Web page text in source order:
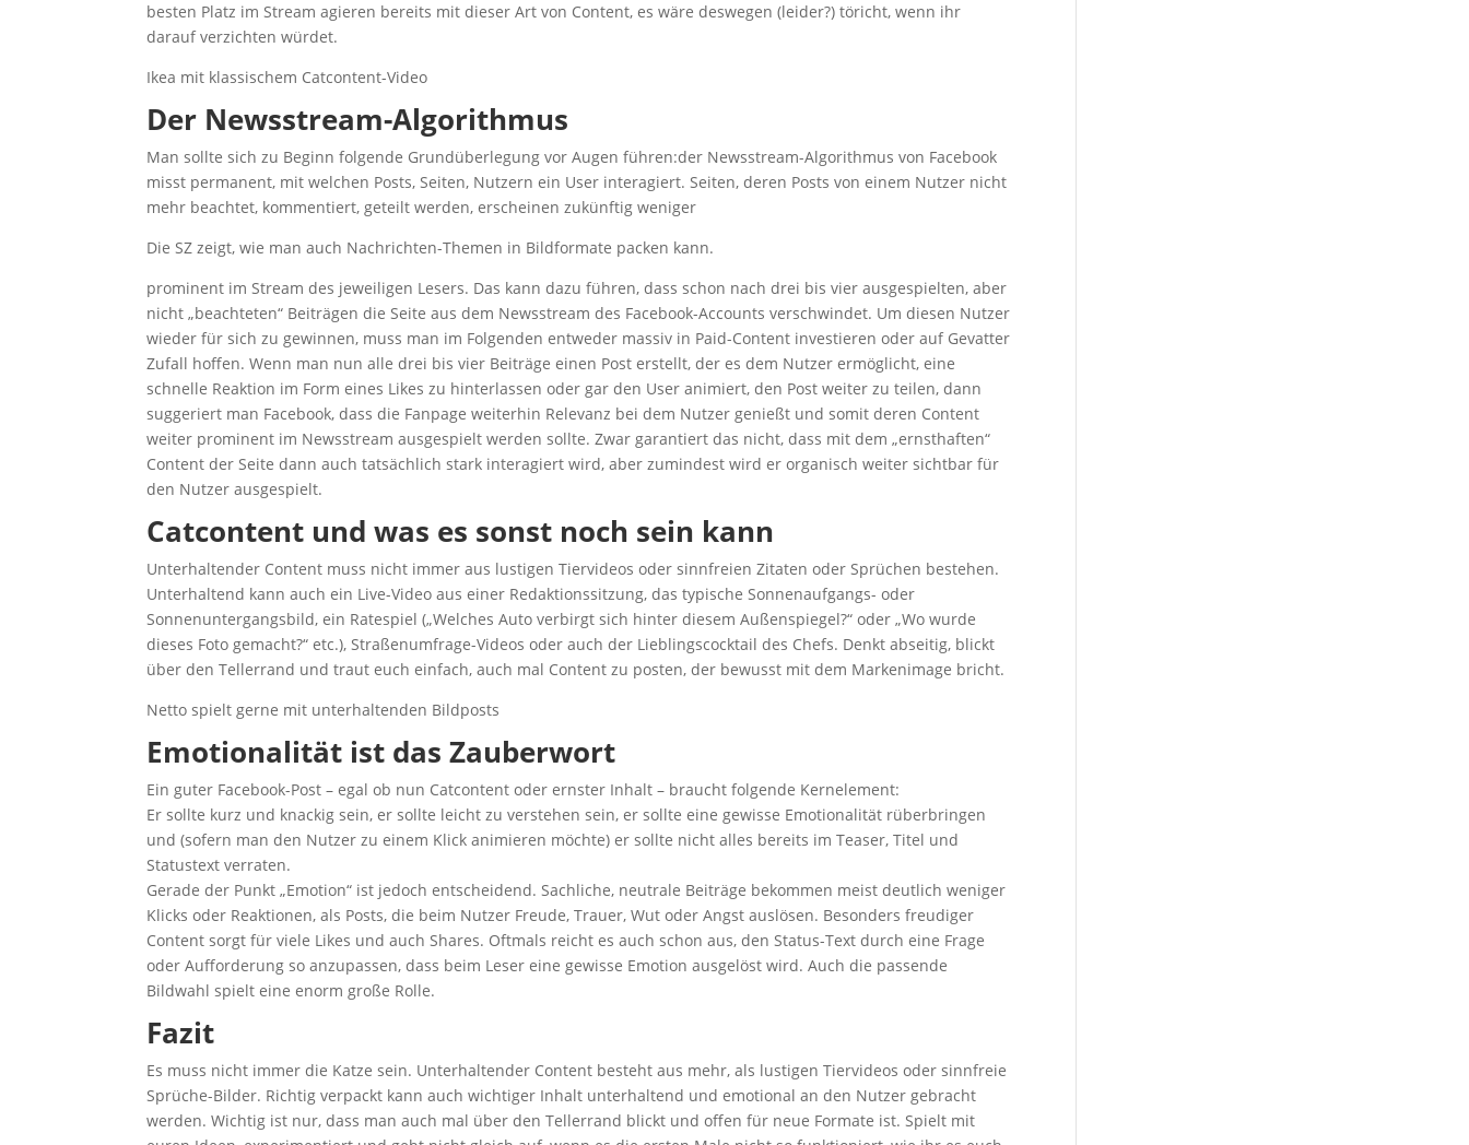
besten Platz im Stream agieren bereits mit dieser Art von Content, es wäre deswegen (leider?) töricht, wenn ihr
darauf verzichten würdet.
Ikea mit klassischem Catcontent-Video
Der Newsstream-Algorithmus
Man sollte sich zu Beginn folgende Grundüberlegung vor Augen führen:der Newsstream-Algorithmus von Facebook
misst permanent, mit welchen Posts, Seiten, Nutzern ein User interagiert. Seiten, deren Posts von einem Nutzer nicht
mehr beachtet, kommentiert, geteilt werden, erscheinen zukünftig weniger
Die SZ zeigt, wie man auch Nachrichten-Themen in Bildformate packen kann.
prominent im Stream des jeweiligen Lesers. Das kann dazu führen, dass schon nach drei bis vier ausgespielten, aber
nicht „beachteten“ Beiträgen die Seite aus dem Newsstream des Facebook-Accounts verschwindet. Um diesen Nutzer
wieder für sich zu gewinnen, muss man im Folgenden entweder massiv in Paid-Content investieren oder auf Gevatter
Zufall hoffen. Wenn man nun alle drei bis vier Beiträge einen Post erstellt, der es dem Nutzer ermöglicht, eine
schnelle Reaktion im Form eines Likes zu hinterlassen oder gar den User animiert, den Post weiter zu teilen, dann
suggeriert man Facebook, dass die Fanpage weiterhin Relevanz bei dem Nutzer genießt und somit deren Content
weiter prominent im Newsstream ausgespielt werden sollte. Zwar garantiert das nicht, dass mit dem „ernsthaften“
Content der Seite dann auch tatsächlich stark interagiert wird, aber zumindest wird er organisch weiter sichtbar für
den Nutzer ausgespielt.
Catcontent und was es sonst noch sein kann
Unterhaltender Content muss nicht immer aus lustigen Tiervideos oder sinnfreien Zitaten oder Sprüchen bestehen.
Unterhaltend kann auch ein Live-Video aus einer Redaktionssitzung, das typische Sonnenaufgangs- oder
Sonnenuntergangsbild, ein Ratespiel („Welches Auto verbirgt sich hinter diesem Außenspiegel?“ oder „Wo wurde
dieses Foto gemacht?“ etc.), Straßenumfrage-Videos oder auch der Lieblingscocktail des Chefs. Denkt abseitig, blickt
über den Tellerrand und traut euch einfach, auch mal Content zu posten, der bewusst mit dem Markenimage bricht.
Netto spielt gerne mit unterhaltenden Bildposts
Emotionalität ist das Zauberwort
Ein guter Facebook-Post – egal ob nun Catcontent oder ernster Inhalt – braucht folgende Kernelement:
Er sollte kurz und knackig sein, er sollte leicht zu verstehen sein, er sollte eine gewisse Emotionalität rüberbringen
und (sofern man den Nutzer zu einem Klick animieren möchte) er sollte nicht alles bereits im Teaser, Titel und
Statustext verraten.
Gerade der Punkt „Emotion“ ist jedoch entscheidend. Sachliche, neutrale Beiträge bekommen meist deutlich weniger
Klicks oder Reaktionen, als Posts, die beim Nutzer Freude, Trauer, Wut oder Angst auslösen. Besonders freudiger
Content sorgt für viele Likes und auch Shares. Oftmals reicht es auch schon aus, den Status-Text durch eine Frage
oder Aufforderung so anzupassen, dass beim Leser eine gewisse Emotion ausgelöst wird. Auch die passende
Bildwahl spielt eine enorm große Rolle.
Fazit
Es muss nicht immer die Katze sein. Unterhaltender Content besteht aus mehr, als lustigen Tiervideos oder sinnfreie
Sprüche-Bilder. Richtig verpackt kann auch wichtiger Inhalt unterhaltend und emotional an den Nutzer gebracht
werden. Wichtig ist nur, dass man auch mal über den Tellerrand blickt und offen für neue Formate ist. Spielt mit